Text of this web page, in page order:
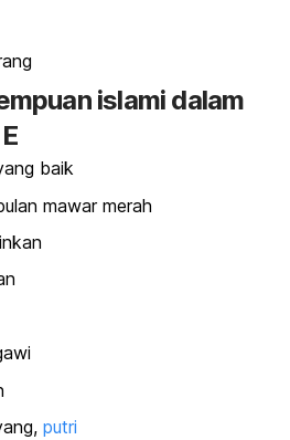
islami dalam
baik
mawar merah
putri